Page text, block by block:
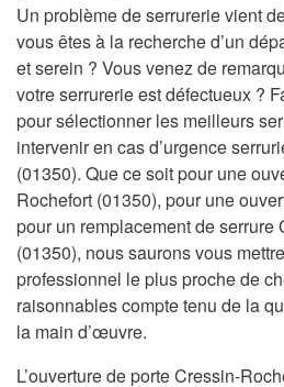
Un problème de serrurerie vient
vous êtes à la recherche d’un
et serein ? Vous venez de
votre serrurerie est défectueux ?
pour sélectionner les meilleurs
intervenir en cas d’urgence
(01350). Que ce soit pour une
Rochefort (01350), pour une
pour un remplacement de serrure
(01350), nous saurons vous
professionnel le plus proche de
raisonnables compte tenu de la
la main d’œuvre.
L’ouverture de porte Cressin-